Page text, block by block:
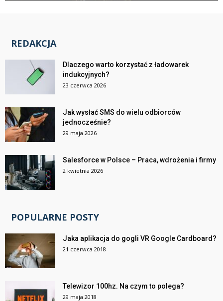
REDAKCJA
Dlaczego warto korzystać z ładowarek
indukcyjnych?
23 czerwca 2026
Jak wysłać SMS do wielu odbiorców
jednocześnie?
29 maja 2026
Salesforce w Polsce – Praca, wdrożenia i firmy
2 kwietnia 2026
POPULARNE POSTY
Jaka aplikacja do gogli VR Google Cardboard?
21 czerwca 2018
Telewizor 100hz. Na czym to polega?
29 maja 2018